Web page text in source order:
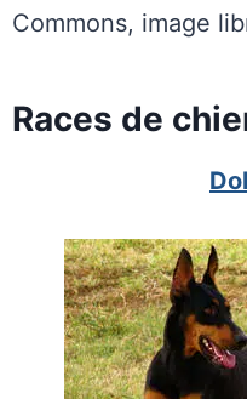
Commons, image
Races de